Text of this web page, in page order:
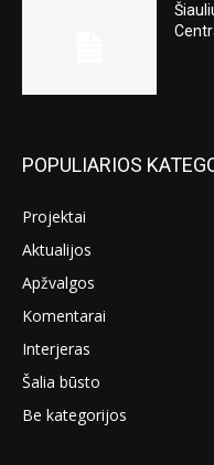
POPULIARIOS
Projektai
Aktualijos
Apžvalgos
Komentarai
Interjeras
Šalia būsto
Be kategorijos